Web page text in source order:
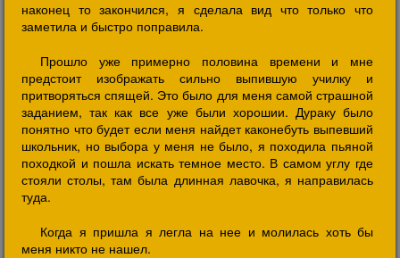
наконец то закончился, я сделала вид что только что
заметила и быстро поправила.
Прошло уже примерно половина времени и мне
предстоит изображать сильно выпившую училку и
притворяться спящей. Это было для меня самой страшной
заданием, так как все уже были хорошии. Дураку было
понятно что будет если меня найдет каконебуть выпевший
школьник, но выбора у меня не было, я походила пьяной
походкой и пошла искать темное место. В самом углу где
стояли столы, там была длинная лавочка, я направилась
туда.
Когда я пришла я легла на нее и молилась хоть бы
меня никто не нашел.